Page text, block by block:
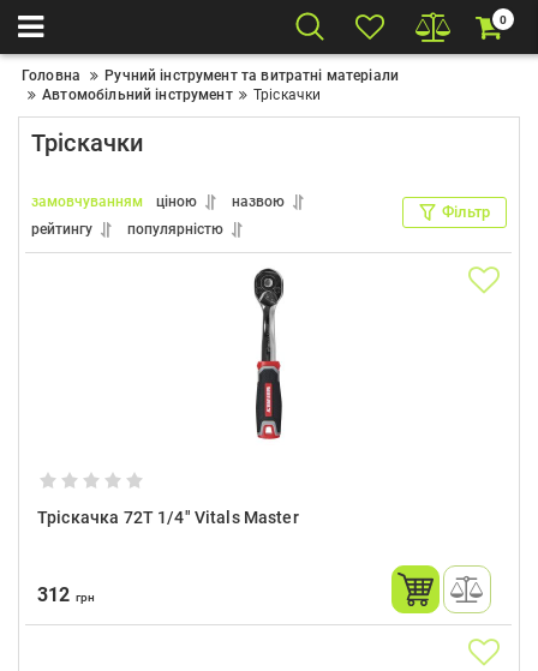
0
Головна
Ручний інструмент та витратні матеріали
Автомобільний інструмент
Тріскачки
Тріскачки
замовчуванням ціною
назвою
рейтингу
популярністю
Фільтр
Тріскачка 72T 1/4″ Vitals Master
312 грн